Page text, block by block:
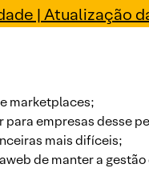
| Atualização
marketplaces;
empresas desse
mais difíceis;
de manter a